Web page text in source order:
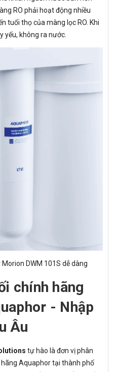
RO phải hoạt động nhiều
tuổi thọ của màng lọc RO. Khi
yếu, không ra nước.
DWM 101S dễ dàng
chính hãng
- Nhập
Âu
tự hào là đơn vị phân
Aquaphor tại thành phố